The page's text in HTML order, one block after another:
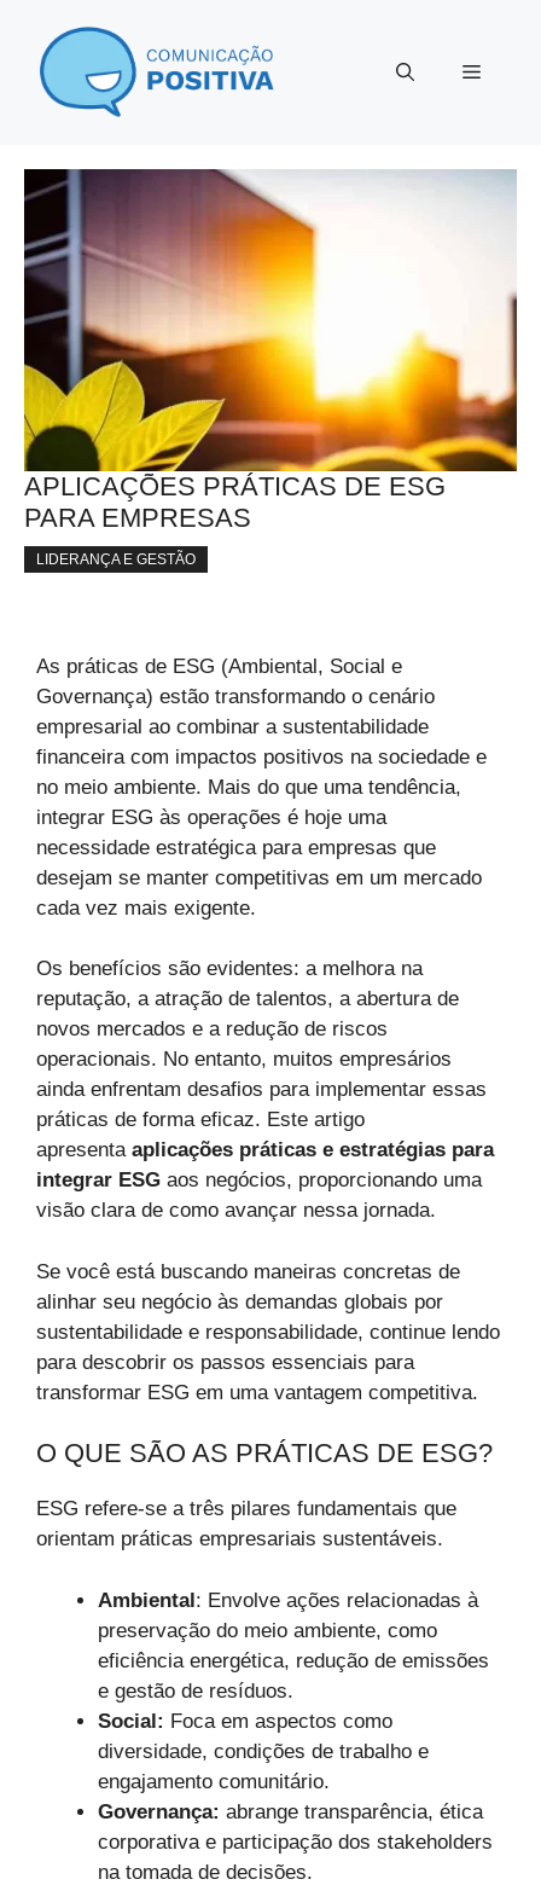
conteúdo
Menu
APLICAÇÕES PRÁTICAS DE ESG
PARA EMPRESAS
LIDERANÇA E GESTÃO
As práticas de ESG (Ambiental, Social e
Governança) estão transformando o cenário
empresarial ao combinar a sustentabilidade
financeira com impactos positivos na sociedade e
no meio ambiente. Mais do que uma tendência,
integrar ESG às operações é hoje uma
necessidade estratégica para empresas que
desejam se manter competitivas em um mercado
cada vez mais exigente.
Os benefícios são evidentes: a melhora na
reputação, a atração de talentos, a abertura de
novos mercados e a redução de riscos
operacionais. No entanto, muitos empresários
ainda enfrentam desafios para implementar essas
práticas de forma eficaz. Este artigo
apresenta aplicações práticas e estratégias para
integrar ESG aos negócios, proporcionando uma
visão clara de como avançar nessa jornada.
Se você está buscando maneiras concretas de
alinhar seu negócio às demandas globais por
sustentabilidade e responsabilidade, continue lendo
para descobrir os passos essenciais para
transformar ESG em uma vantagem competitiva.
O QUE SÃO AS PRÁTICAS DE ESG?
ESG refere-se a três pilares fundamentais que
orientam práticas empresariais sustentáveis.
Ambiental: Envolve ações relacionadas à
preservação do meio ambiente, como
eficiência energética, redução de emissões
e gestão de resíduos.
Social: Foca em aspectos como
diversidade, condições de trabalho e
engajamento comunitário.
Governança: abrange transparência, ética
corporativa e participação dos stakeholders
na tomada de decisões.